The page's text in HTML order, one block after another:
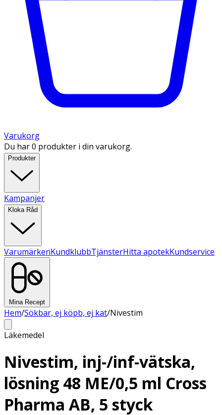
Varukorg
Du har 0 produkter i din varukorg.
Produkter
Kampanjer
Kloka Råd
VarumärkenKundklubbTjänsterHitta apotekKundservice
Mina Recept
Hem/Sökbar, ej köpb, ej kat/Nivestim
Läkemedel
Nivestim, inj-/inf-vätska,
lösning 48 ME/0,5 ml Cross
Pharma AB, 5 styck